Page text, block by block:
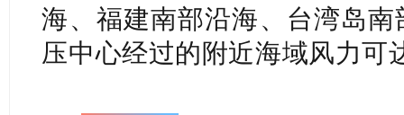
海、福建南部沿海、台湾岛
压中心经过的附近海域风力可